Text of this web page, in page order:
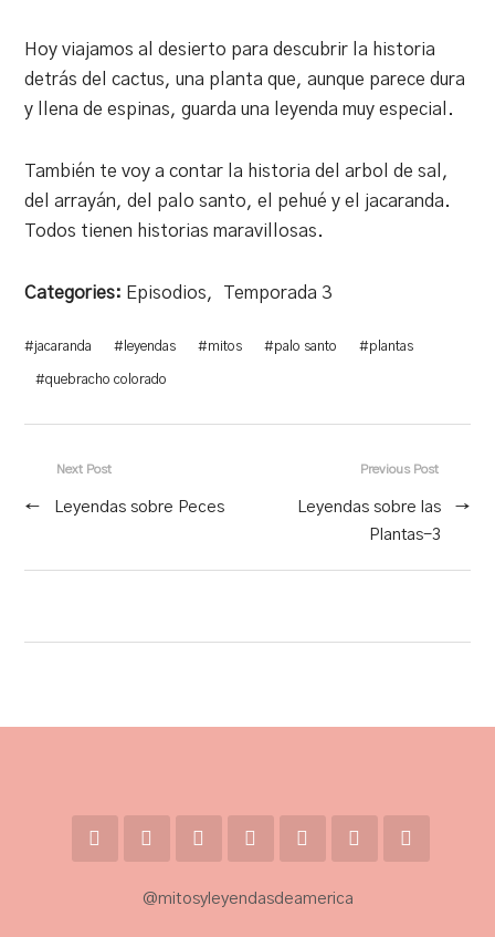
Hoy viajamos al desierto para descubrir la historia
detrás del cactus, una planta que, aunque parece dura
y llena de espinas, guarda una leyenda muy especial.
También te voy a contar la historia del arbol de sal,
del arrayán, del palo santo, el pehué y el jacaranda.
Todos tienen historias maravillosas.
Categories: Episodios, Temporada 3
#jacaranda # leyendas #mitos #palo santo #plantas
#quebracho colorado
Previous Post
Leyendas sobre las
Plantas-3
→
Next Post
← Leyendas sobre Peces
@mitosyleyendasdeamerica